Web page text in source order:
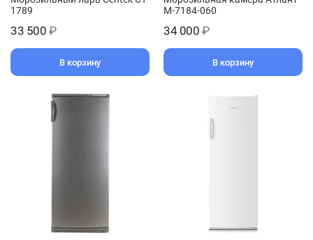
1789
33 500 ₽
В корзину
M-7184-060
34 000 ₽
В корзину